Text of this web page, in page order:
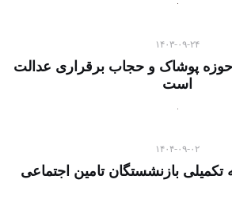
۱۴۰۳-۰۹-۲۴
حوزه پوشاک و حجاب برقراری عدالت
است
۱۴۰۴-۰۹-۰۲
تکمیلی بازنشستگان تامین اجتماعی